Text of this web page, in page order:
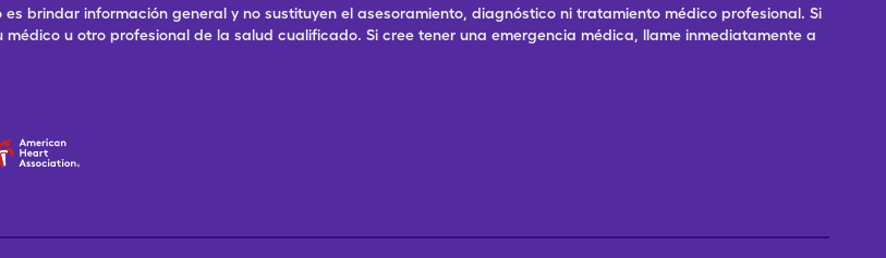
brindar información general y no sustituyen el asesoramiento, diagnóstico ni tratamiento médico profesional. Si
u otro profesional de la salud cualificado. Si cree tener una emergencia médica, llame inmediatamente a